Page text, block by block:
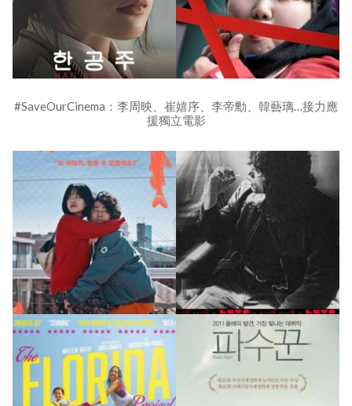
#SaveOurCinema：李周映、崔嬉序、李帝勳、韓藝璃…接力應
援獨立電影